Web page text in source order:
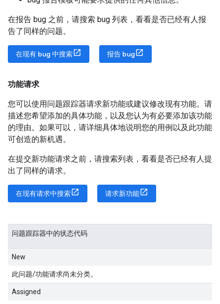
在报告 bug 之前，请搜索 bug 列表，看看是否已经有人报
告了同样的问题。
在现有 bug 中搜索 报告 bug
功能请求
您可以使用问题跟踪器请求新功能或建议修改现有功能。请
描述您希望添加的具体功能，以及您认为有必要添加该功能
的理由。如果可以，请详细具体地说明您的用例以及此功能
可创造的新机遇。
在提交新功能请求之前，请搜索列表，看看是否已经有人提
出了同样的请求。
在现有请求中搜索 请求新功能
问题跟踪器中的状态代码
New
此问题/功能请求尚未分类。
Assigned